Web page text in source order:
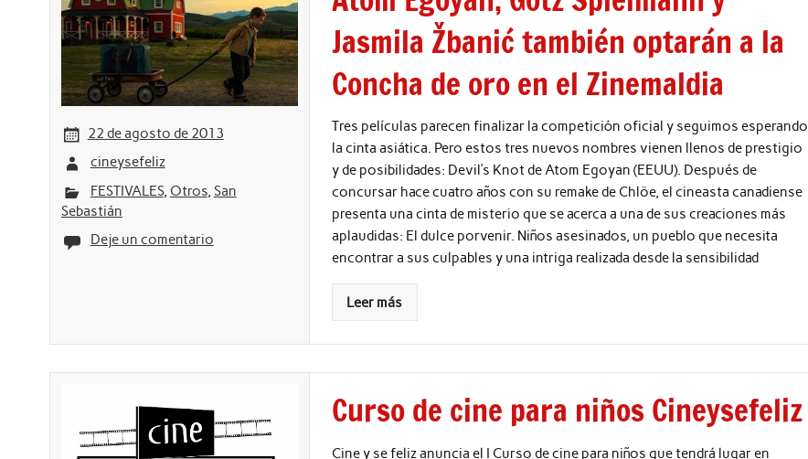
22 de agosto de 2013
cineysefeliz
FESTIVALES, Otros, San
Sebastián
Deje un comentario
Jasmila Žbanić también optarán a la
Concha de oro en el Zinemaldia
Tres películas parecen finalizar la competición oficial y seguimos esperando
la cinta asiática. Pero estos tres nuevos nombres vienen llenos de prestigio
y de posibilidades: Devil’s Knot de Atom Egoyan (EEUU). Después de
concursar hace cuatro años con su remake de Chlöe, el cineasta canadiense
presenta una cinta de misterio que se acerca a una de sus creaciones más
aplaudidas: El dulce porvenir. Niños asesinados, un pueblo que necesita
encontrar a sus culpables y una intriga realizada desde la sensibilidad
Leer más
Curso de cine para niños Cineysefeliz
Cine y se feliz anuncia el I Curso de cine para niños que tendrá lugar en